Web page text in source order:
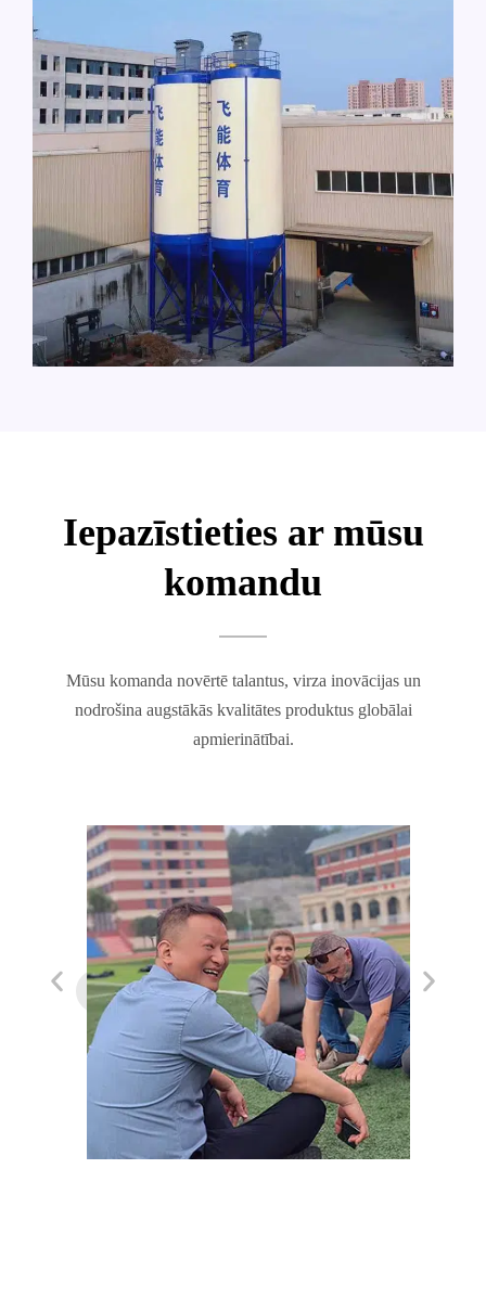
Iepazīstieties ar mūsu
komandu
Mūsu komanda novērtē talantus, virza inovācijas un
nodrošina augstākās kvalitātes produktus globālai
apmierinātībai.